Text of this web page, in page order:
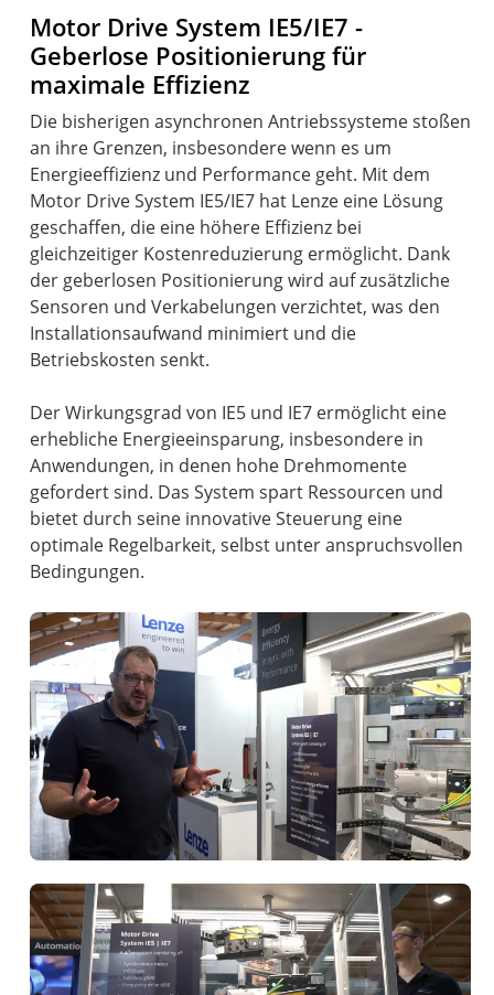
Motor Drive System IE5/IE7 -
Geberlose Positionierung für
maximale Effizienz
Die bisherigen asynchronen Antriebssysteme stoßen
an ihre Grenzen, insbesondere wenn es um
Energieeffizienz und Performance geht. Mit dem
Motor Drive System IE5/IE7 hat Lenze eine Lösung
geschaffen, die eine höhere Effizienz bei
gleichzeitiger Kostenreduzierung ermöglicht. Dank
der geberlosen Positionierung wird auf zusätzliche
Sensoren und Verkabelungen verzichtet, was den
Installationsaufwand minimiert und die
Betriebskosten senkt.
Der Wirkungsgrad von IE5 und IE7 ermöglicht eine
erhebliche Energieeinsparung, insbesondere in
Anwendungen, in denen hohe Drehmomente
gefordert sind. Das System spart Ressourcen und
bietet durch seine innovative Steuerung eine
optimale Regelbarkeit, selbst unter anspruchsvollen
Bedingungen.